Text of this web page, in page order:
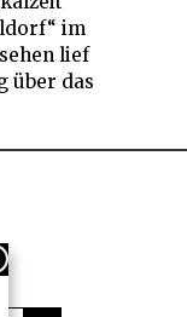
im
lief
über das